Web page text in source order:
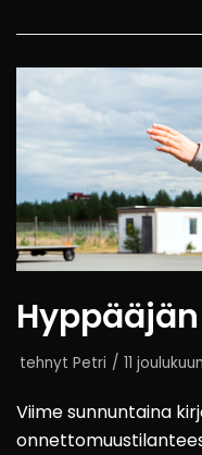
tehnyt Petri 11
Viime sunnuntaina